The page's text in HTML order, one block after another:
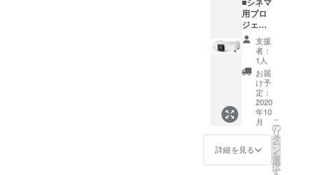
「上乗
せ支
援」が
可能で
す。
上映前
に巨大
スク
リーン
にお名
前がな
がれま
す。 ※
こちら
からの
メール
に記入
場合は
掲載不
支援
時、必
ず備考
欄にご
希望の
お名前
をご記
入くだ
さい。
※ 掲載
不要の
方は、
ン返信
メール
は、リ
ターン
スター
トが10
月にず
れま
す。 ※
予約状
況によ
りご希
望日が
予約で
きない
可能性
です
し、相
手にあ
わせて
前原の
ディー
プス
ポット
巡りな
がら食
事をご
ちそう
します
（１名
用プロ
ジェク
ター等
レンタ
ル費
（１
日） ※
種類は
10000
ルーメ
ン、
6000
ルーメ
ン、
5000
支援
者：
1人
お届
け予
定：
2020
年10
月
詳細を見る
こ
の
リ
タ
ー
ン
を
選
択
す